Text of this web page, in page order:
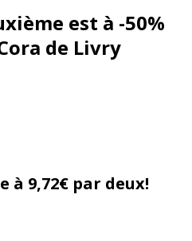
est à -50%
de Livry
à 9,72€ par deux!